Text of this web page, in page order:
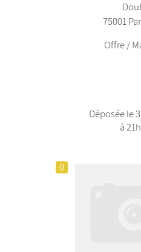
75001
Offre /
Déposée le
à
0